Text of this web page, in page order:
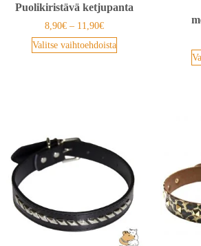
Puolikiristävä ketjupanta
8,90€ – 11,90€
Valitse vaihtoehdoista